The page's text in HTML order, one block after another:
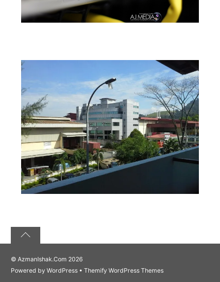
©AzmanIshak.Com 2026
Powered byWordPress •Themify WordPress Themes